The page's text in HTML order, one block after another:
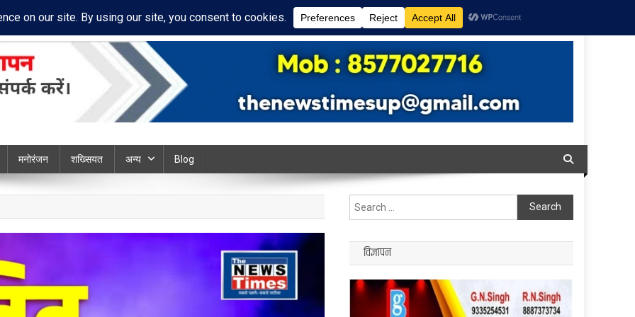
Policy Disclaimer
chandauli
मनोरंजन शख्सियत अन्य Blog
Search
for:
विज्ञापन